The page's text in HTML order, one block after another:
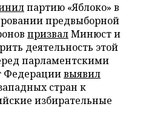
партию «Яблоко» в
предвыборной
призвалМинюст и
деятельность этой
парламентскими
Федерациивыявил
стран к
избирательные